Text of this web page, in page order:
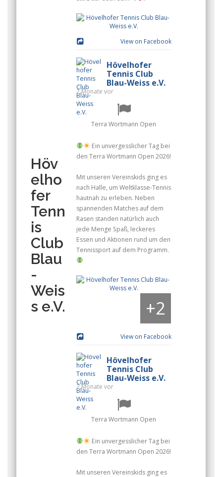
Höv
elho
fer
Tenn
is
Club
Blau
-
Weis
s e.V.
View on Facebook
Hövelhofer
Tennis Club
Blau-Weiss e.V.
2 Monate vor
Terra Wortmann Open
Ein unvergesslicher Tag bei
den Terra Wortmann Open 2026!
Mit unseren Vereinskids ging es
nach Halle, um Weltklasse-Tennis
hautnah zu erleben. Neben
spannenden Matches auf dem
Rasen standen natürlich auch
jede Menge Spaß, leckeres
Essen und Aktionen rund um den
Tennissport auf dem Programm.
+2
View on Facebook
Hövelhofer
Tennis Club
Blau-Weiss e.V.
2 Monate vor
Terra Wortmann Open
Ein unvergesslicher Tag bei
den Terra Wortmann Open 2026!
Mit unseren Vereinskids ging es